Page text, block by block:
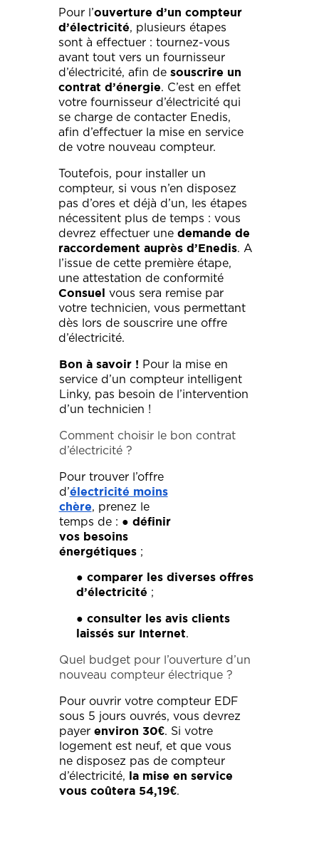
Pour l’ouverture d’un compteur
d’électricité, plusieurs étapes
sont à effectuer : tournez-vous
avant tout vers un fournisseur
d’électricité, afin de souscrire un
contrat d’énergie. C’est en effet
votre fournisseur d’électricité qui
se charge de contacter Enedis,
afin d’effectuer la mise en service
de votre nouveau compteur.
Toutefois, pour installer un
compteur, si vous n’en disposez
pas d’ores et déjà d’un, les étapes
nécessitent plus de temps : vous
devrez effectuer une demande de
raccordement auprès d’Enedis. A
l’issue de cette première étape,
une attestation de conformité
Consuel vous sera remise par
votre technicien, vous permettant
dès lors de souscrire une offre
d’électricité.
Bon à savoir ! Pour la mise en
service d’un compteur intelligent
Linky, pas besoin de l’intervention
d’un technicien !
Comment choisir le bon contrat
d’électricité ?
Pour trouver l’offre
d’électricité moins
chère, prenez le
temps de : ● définir
vos besoins
énergétiques ;
● comparer les diverses offres
d’électricité ;
● consulter les avis clients
laissés sur Internet.
Quel budget pour l’ouverture d’un
nouveau compteur électrique ?
Pour ouvrir votre compteur EDF
sous 5 jours ouvrés, vous devrez
payer environ 30€. Si votre
logement est neuf, et que vous
ne disposez pas de compteur
d’électricité,
la mise en service
vous coûtera 54,19€.